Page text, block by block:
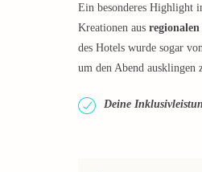
Ein besonderes Highlight
Kreationen aus
des Hotels wurde sogar
um den Abend ausklingen
Deine